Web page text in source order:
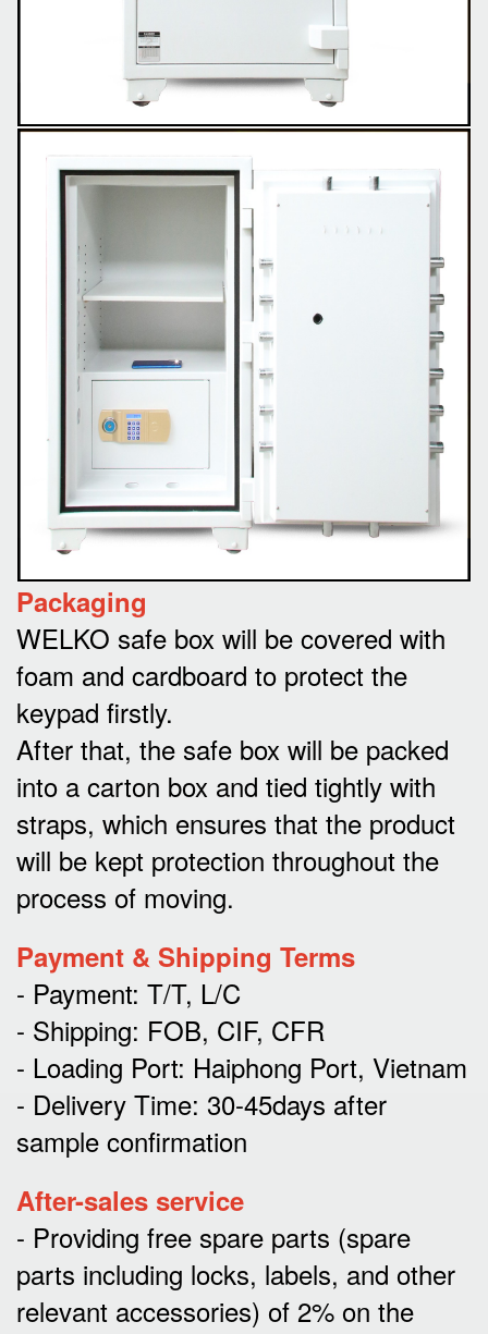
Packaging
WELKO safe box will be covered with
foam and cardboard to protect the
keypad firstly.
After that, the safe box will be packed
into a carton box and tied tightly with
straps, which ensures that the product
will be kept protection throughout the
process of moving.
Payment & Shipping Terms
- Payment: T/T, L/C
- Shipping: FOB, CIF, CFR
- Loading Port: Haiphong Port, Vietnam
- Delivery Time: 30-45days after
sample confirmation
After-sales service
- Providing free spare parts (spare
parts including locks, labels, and other
relevant accessories) of 2% on the